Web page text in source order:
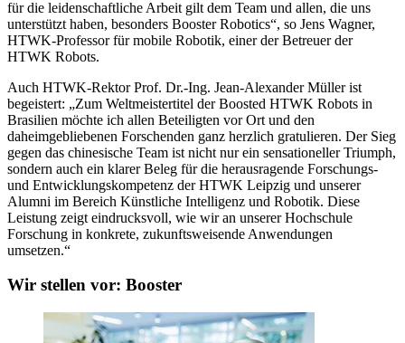
für die leidenschaftliche Arbeit gilt dem Team und allen, die uns
unterstützt haben, besonders Booster Robotics“, so Jens Wagner,
HTWK-Professor für mobile Robotik, einer der Betreuer der
HTWK Robots.
Auch HTWK-Rektor Prof. Dr.-Ing. Jean-Alexander Müller ist
begeistert: „Zum Weltmeistertitel der Boosted HTWK Robots in
Brasilien möchte ich allen Beteiligten vor Ort und den
daheimgebliebenen Forschenden ganz herzlich gratulieren. Der Sieg
gegen das chinesische Team ist nicht nur ein sensationeller Triumph,
sondern auch ein klarer Beleg für die herausragende Forschungs-
und Entwicklungskompetenz der HTWK Leipzig und unserer
Alumni im Bereich Künstliche Intelligenz und Robotik. Diese
Leistung zeigt eindrucksvoll, wie wir an unserer Hochschule
Forschung in konkrete, zukunftsweisende Anwendungen
umsetzen.“
Wir stellen vor: Booster